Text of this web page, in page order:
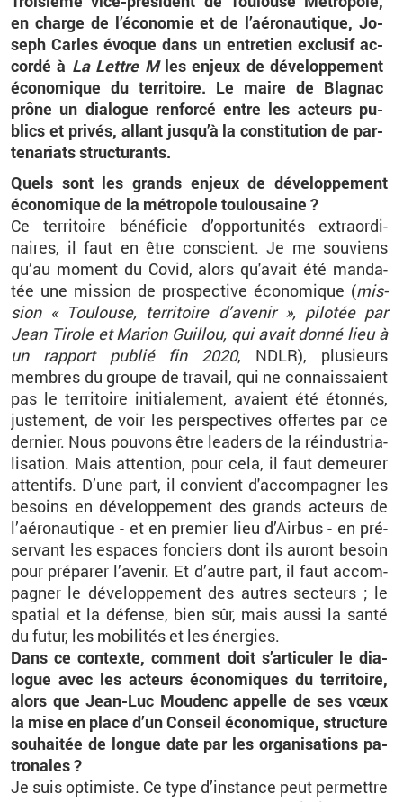
en charge de l’éco­no­mie et de l’aé­ro­nau­tique, Jo­
seph Carles évoque dans un en­tre­tien ex­clu­sif ac­
cordé à La Lettre Mles en­jeux de dé­ve­lop­pe­ment
éco­no­mique du ter­ri­toire. Le maire de Bla­gnac
prône un dia­logue ren­forcé entre les ac­teurs pu­
blics et pri­vés, al­lant jus­qu’à la consti­tu­tion de par­
te­na­riats struc­tu­rants.
Quels sont les grands en­jeux de dé­ve­lop­pe­ment
éco­no­mique de la mé­tro­pole tou­lou­saine ?
Ce ter­ri­toire bé­né­fi­cie d’op­por­tu­ni­tés ex­tra­or­di­
naires, il faut en être conscient. Je me sou­viens
qu’au mo­ment du Covid, alors qu'avait été man­da­
tée une mis­sion de pros­pec­tive éco­no­mique (mis­
sion « Tou­louse, ter­ri­toire d’ave­nir », pi­lo­tée par
Jean Ti­role et Ma­rion Guillou, qui avait donné lieu à
un rap­port pu­blié fin 2020, NDLR), plu­sieurs
membres du groupe de tra­vail, qui ne connais­saient
pas le ter­ri­toire ini­tia­le­ment, avaient été éton­nés,
jus­te­ment, de voir les pers­pec­tives of­fertes par ce
der­nier. Nous pou­vons être lea­ders de la ré­in­dus­tria­
li­sa­tion. Mais at­ten­tion, pour cela, il faut de­meu­rer
at­ten­tifs. D’une part, il convient d'ac­com­pa­gner les
be­soins en dé­ve­lop­pe­ment des grands ac­teurs de
l’aé­ro­nau­tique - et en pre­mier lieu d’Air­bus - en pré­
ser­vant les es­paces fon­ciers dont ils au­ront be­soin
pour pré­pa­rer l’ave­nir. Et d’autre part, il faut ac­com­
pa­gner le dé­ve­lop­pe­ment des autres sec­teurs ; le
spa­tial et la dé­fense, bien sûr, mais aussi la santé
du futur, les mo­bi­li­tés et les éner­gies.
Dans ce contexte, com­ment doit s’ar­ti­cu­ler le dia­
logue avec les ac­teurs éco­no­miques du ter­ri­toire,
alors que Jean-Luc Mou­denc ap­pelle de ses vœux
la mise en place d’un Conseil éco­no­mique, struc­ture
sou­hai­tée de longue date par les or­ga­ni­sa­tions pa­
tro­nales ?
Je suis op­ti­miste. Ce type d’ins­tance peut per­mettre